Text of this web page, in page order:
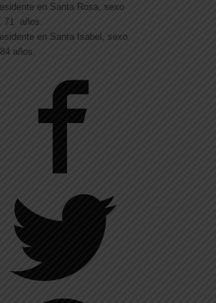
en Santa Rosa, sexo
71 años.
en Santa Isabel, sexo
años.